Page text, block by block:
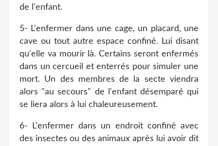
de l'enfant.
5- L'enfermer dans une cage, un placard, une
cave ou tout autre espace confiné. Lui disant
qu'elle va mourir là. Certains seront enfermés
dans un cercueil et enterrés pour simuler une
mort. Un des membres de la secte viendra
alors "au secours" de l'enfant désemparé qui
se liera alors à lui chaleureusement.
6- L'enfermer dans un endroit confiné avec
des insectes ou des animaux après lui avoir dit